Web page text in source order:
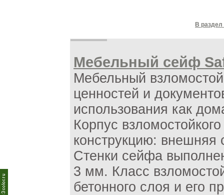
В
Мебельный сейф
Мебельный
ценностей и
использования как
Корпус
конструкцию: внешняя
Стенки сейфа
3 мм. Класс
бетонного слоя и его